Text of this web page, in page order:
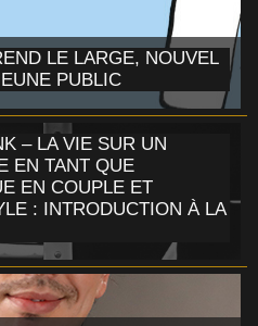
LE LARGE, NOUVEL
PUBLIC
– LA VIE SUR UN
EN TANT QUE
EN COUPLE ET
: INTRODUCTION À LA